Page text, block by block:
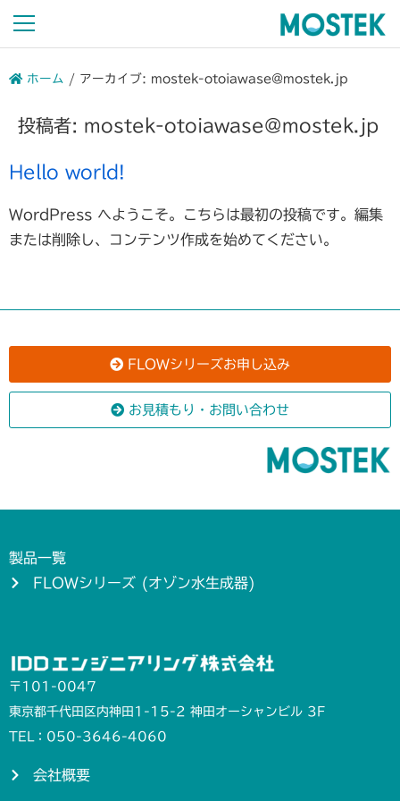
ホーム / アーカイブ: mostek-otoiawase@mostek.jp
投稿者: mostek-otoiawase@mostek.jp
Hello world!
WordPress へようこそ。こちらは最初の投稿です。編集
または削除し、コンテンツ作成を始めてください。
FLOWシリーズお申し込み
お見積もり・お問い合わせ
製品一覧
FLOWシリーズ (オゾン水生成器)
〒101-0047
東京都千代田区内神田1-15-2 神田オーシャンビル 3F
TEL：050-3646-4060
会社概要